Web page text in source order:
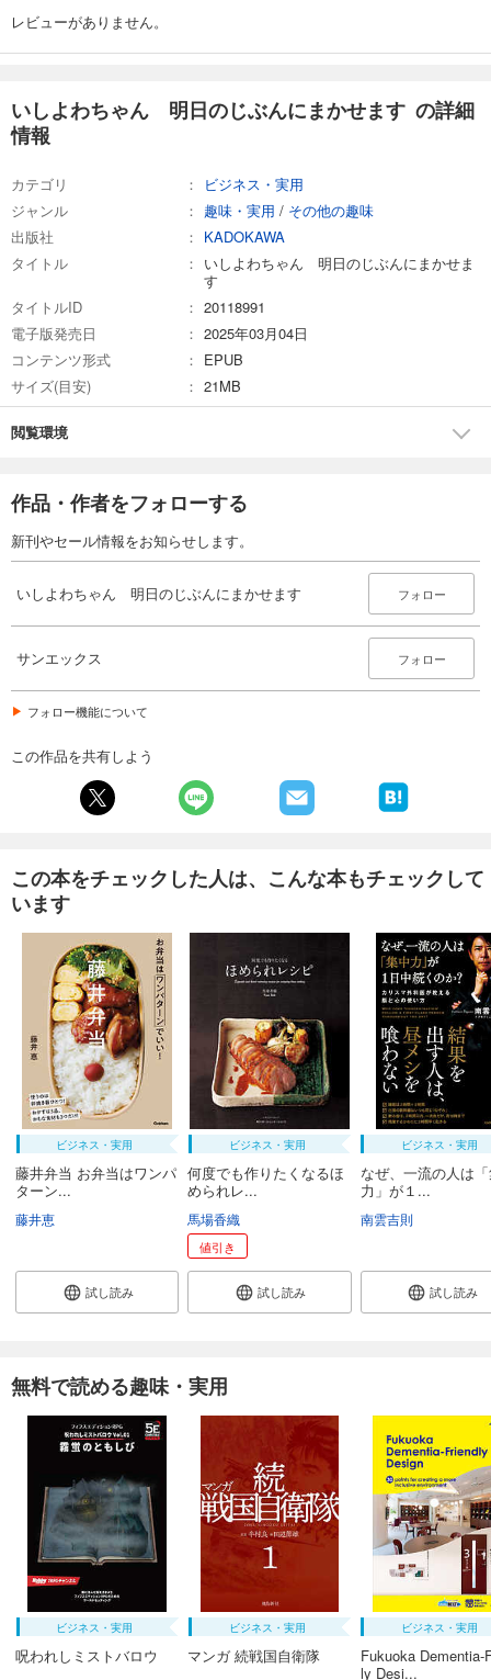
＜目次＞
んといしつよちゃん
レビューがありません。
いしよわちゃん 明日のじぶんにまかせます の詳細
情報
カテゴリ
ビジネス・実用
ジャンル
趣味・実用 / その他の趣味
出版社
KADOKAWA
タイトル
いしよわちゃん 明日のじぶんにまかせま
す
タイトルID
20118991
電子版発売日
2025年03月04日
コンテンツ形式
EPUB
サイズ(目安)
21MB
閲覧環境
作品・作者をフォローする
新刊やセール情報をお知らせします。
いしよわちゃん 明日のじぶんにまかせます フォロー
サンエックス フォロー
フォロー機能について
この作品を共有しよう
この本をチェックした人は、こんな本もチェックして
います
ビジネス・実用
藤井弁当 お弁当はワンパ
ターン...
藤井恵
試し読み
ビジネス・実用
何度でも作りたくなるほ
められレ...
馬場香織
値引き
試し読み
ビジネス・実用
なぜ、一流の人は
力」が１...
南雲吉則
試し読み
無料で読める趣味・実用
ビジネス・実用
呪われしミストバロウ
ビジネス・実用
マンガ 続戦国自衛隊
ビジネス・実用
Fukuoka Dementia-
ly Desi...